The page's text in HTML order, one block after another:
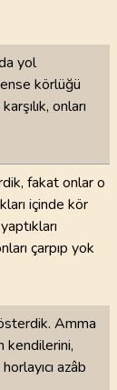
yol
körlüğü
onları
fakat onlar o
içinde kör
çarpıp yok
Amma
kendilerini,
azâb